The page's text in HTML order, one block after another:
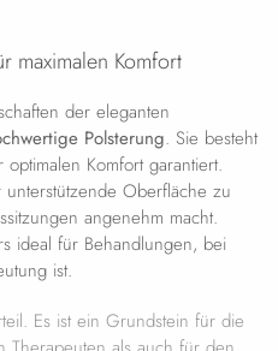
maximalen Komfort
der eleganten
Polsterung. Sie besteht
Komfort garantiert.
Oberfläche zu
angenehm macht.
ideal für Behandlungen, bei
ist.
Es ist ein Grundstein für die